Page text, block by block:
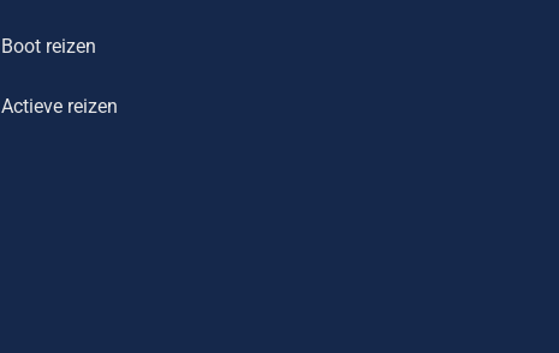
Boot reizen
Actieve reizen